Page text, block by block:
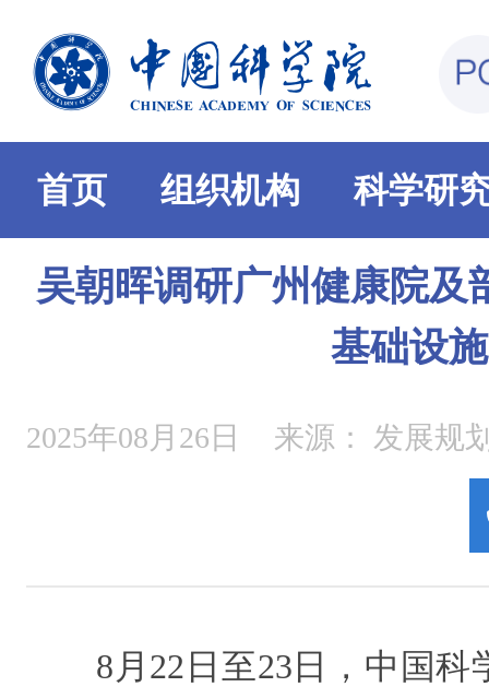
首页 组织机构 科学研
吴朝晖调研广州健康院及
基础设施
2025年08月26日 来源： 发展规
8月22日至23日，中国